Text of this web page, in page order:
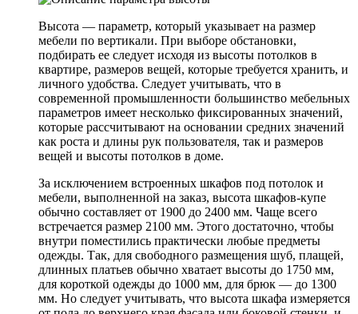
Высота — параметр, который указывает на размер
мебели по вертикали. При выборе обстановки,
подбирать ее следует исходя из высоты потолков в
квартире, размеров вещей, которые требуется хранить, и
личного удобства. Следует учитывать, что в
современной промышленности большинство мебельных
параметров имеет несколько фиксированных значений,
которые рассчитывают на основании средних значений
как роста и длины рук пользователя, так и размеров
вещей и высоты потолков в доме.
За исключением встроенных шкафов под потолок и
мебели, выполненной на заказ, высота шкафов-купе
обычно составляет от 1900 до 2400 мм. Чаще всего
встречается размер 2100 мм. Этого достаточно, чтобы
внутри поместились практически любые предметы
одежды. Так, для свободного размещения шуб, плащей,
длинных платьев обычно хватает высоты до 1750 мм,
для короткой одежды до 1000 мм, для брюк — до 1300
мм. Но следует учитывать, что высота шкафа измеряется